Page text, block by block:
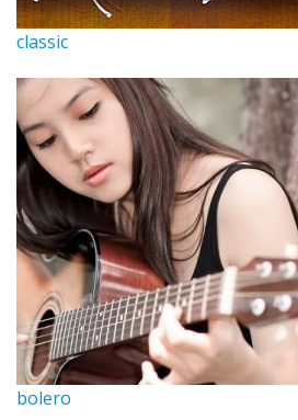
classic
bolero